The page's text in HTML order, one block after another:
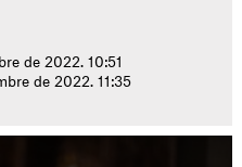
de 2022. 10:51
de 2022. 11:35